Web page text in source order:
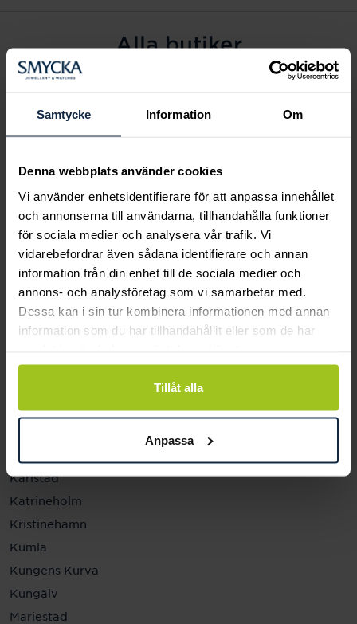
Samtycke Information Om
Denna webbplats använder cookies
Vi använder enhetsidentifierare för att anpassa innehållet
och annonserna till användarna, tillhandahålla funktioner
för sociala medier och analysera vår trafik. Vi
vidarebefordrar även sådana identifierare och annan
information från din enhet till de sociala medier och
annons- och analysföretag som vi samarbetar med.
Dessa kan i sin tur kombinera informationen med annan
information som du har tillhandahållit eller som de har
Tillåt alla
Anpassa
Alla butiker
Alingsås
Arvidsjaur
Eksjö
Fagersta
Farsta
Gävle
Halmstad
Halmstad Hallarna
Haninge
Helsingborg
Jönköping
Karlstad
Katrineholm
Kristinehamn
Kumla
Kungens Kurva
Kungälv
Mariestad